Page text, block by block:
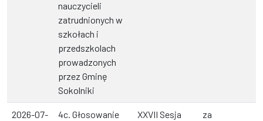
nauczycieli
zatrudnionych w
szkołach i
przedszkolach
prowadzonych
przez Gminę
Sokolniki
2026-07-
4c. Głosowanie
XXVII Sesja
za